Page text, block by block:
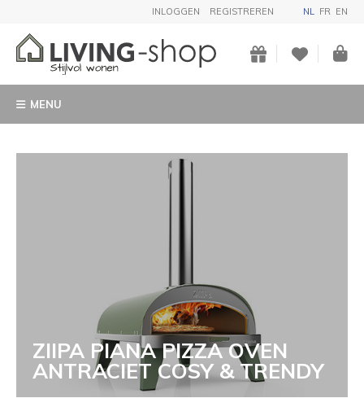
INLOGGEN REGISTREREN NL FR EN
MENU
ZIIPA PIANA PIZZA OVEN
ANTRACIET COSY & TRENDY